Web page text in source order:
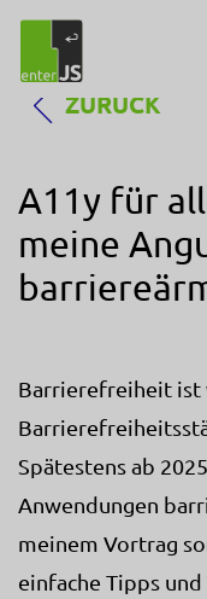
ZURÜCK
A11y für
meine
Barrierefreiheit ist
Spätestens ab
Anwendungen
meinem Vortrag
einfache Tipps